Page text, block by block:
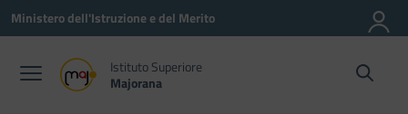
Vai ai contenuti
Vai al menu di navigazione
Vai al footer
Ministero dell'Istruzione e del Merito
Istituto Superiore
Majorana